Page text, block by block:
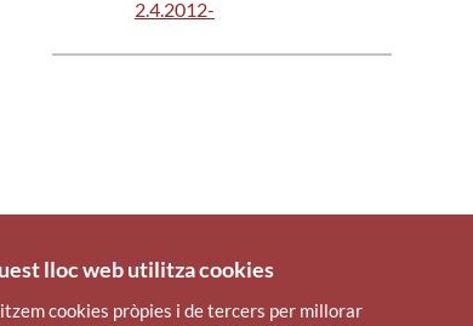
2.4.2012-
lloc web utilitza cookies
cookies pròpies i de tercers per millorar